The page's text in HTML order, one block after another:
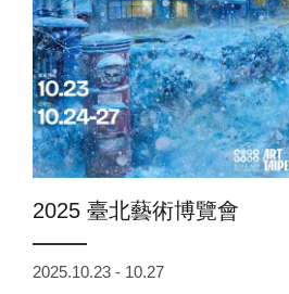
2025 臺北藝術博覽會
2025.10.23 - 10.27